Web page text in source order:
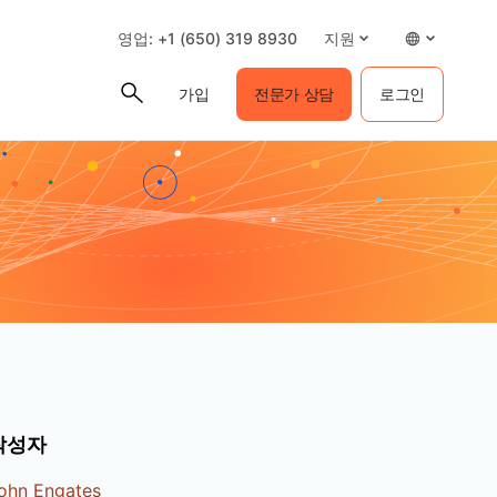
영업: +1 (650) 319 8930 지원
가입 전문가 상담 로그인
성자
Engates